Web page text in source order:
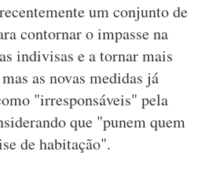
um conjunto de
contornar o impasse na
indivisas e a tornar mais
as novas medidas já
"irresponsáveis" pela
que "punem quem
de habitação".